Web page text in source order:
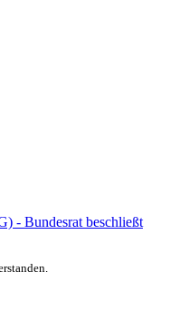
- Bundesrat beschließt